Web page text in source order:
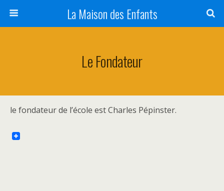
La Maison des Enfants
Le Fondateur
le fondateur de l’école est Charles Pépinster.